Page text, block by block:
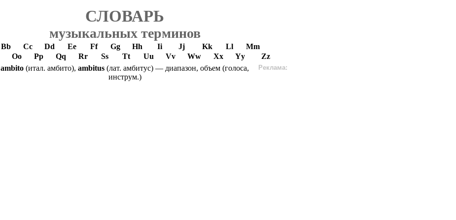
СЛОВАРЬ
музыкальных терминов
Bb Cc Dd Ee Ff Gg Hh Ii Jj Kk Ll
Mm
Oo Pp Qq Rr Ss Tt Uu Vv Ww Xx Yy Zz
ambito (итал. амбито), ambitus (лат. амбитус) — диапазон, объем (голоса,
инструм.)
Реклама: